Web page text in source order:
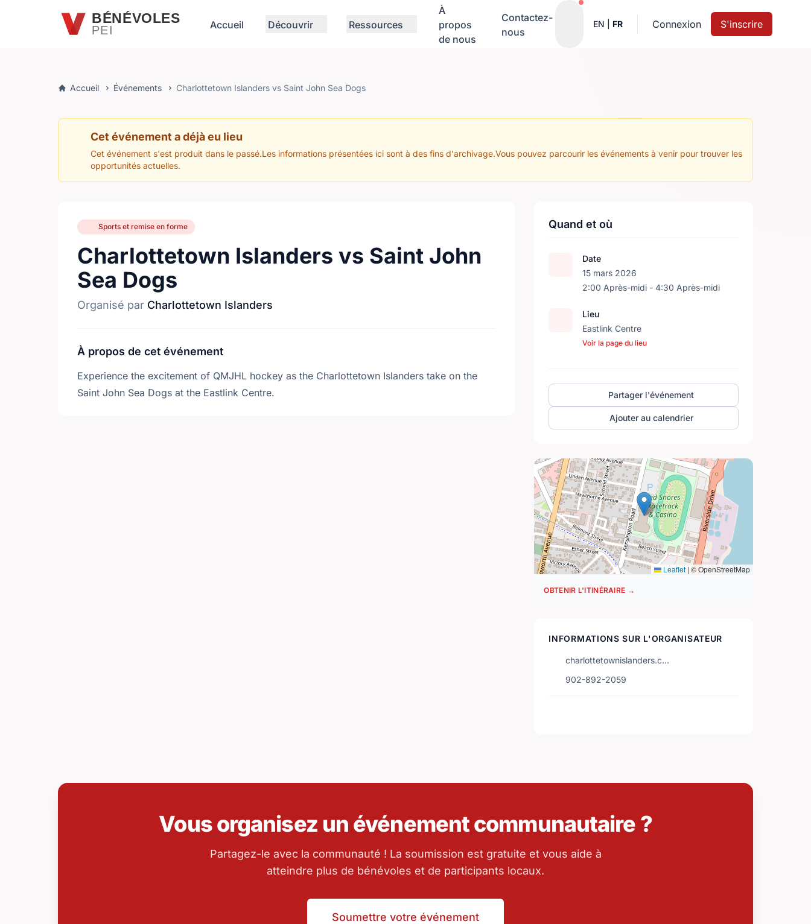
Passer au contenu principalBÉNÉVOLES
PEI Accueil Découvrir Ressources
À
propos
de nous
Contactez-
nous
Notifications actives
EN FR Connexion S'inscrire
Accueil Événements Charlottetown Islanders vs Saint John Sea Dogs
Cet événement a déjà eu lieu
Cet événement s'est produit dans le passé.Les informations présentées ici sont à des fins d'archivage.Vous pouvez parcourir les événements à venir pour trouver les
opportunités actuelles.
Sports et remise en forme
Charlottetown Islanders vs Saint John
Sea Dogs
Organisé par Charlottetown Islanders
À propos de cet événement
Experience the excitement of QMJHL hockey as the Charlottetown Islanders take on the
Saint John Sea Dogs at the Eastlink Centre.
Quand et où
Date
15 mars 2026
2:00 Après-midi - 4:30 Après-midi
Lieu
Eastlink Centre
Voir la page du lieu
Partager l'événement
Ajouter au calendrier
Leaflet | © OpenStreetMap
OBTENIR L'ITINÉRAIRE →
INFORMATIONS SUR L'ORGANISATEUR
charlottetownislanders.c…
902-892-2059
Vous organisez un événement communautaire ?
Partagez-le avec la communauté ! La soumission est gratuite et vous aide à
atteindre plus de bénévoles et de participants locaux.
Soumettre votre événement